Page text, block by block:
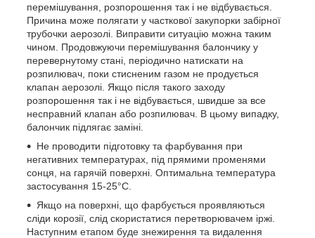
перемішування, розпорошення так і не відбувається.
Причина може полягати у часткової закупорки забірної
трубочки аерозолі. Виправити ситуацію можна таким
чином. Продовжуючи перемішування балончику у
перевернутому стані, періодично натискати на
розпилювач, поки стисненим газом не продується
клапан аерозолі. Якщо після такого заходу
розпорошення так і не відбувається, швидше за все
несправний клапан або розпилювач. В цьому випадку,
балончик підлягає заміні.
Не проводити підготовку та фарбування при
негативних температурах, під прямими променями
сонця, на гарячій поверхні. Оптимальна температура
застосування 15-25°C.
Якщо на поверхні, що фарбується проявляються
сліди корозії, слід скористатися перетворювачем іржі.
Наступним етапом буде знежирення та видалення